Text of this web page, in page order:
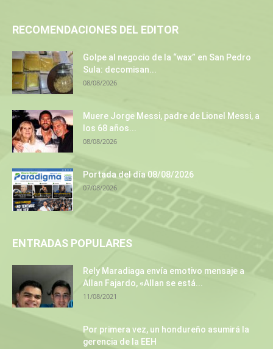
RECOMENDACIONES DEL EDITOR
Golpe al negocio de la “wax” en San Pedro
Sula: decomisan...
08/08/2026
Muere Jorge Messi, padre de Lionel Messi, a
los 68 años...
08/08/2026
Portada del día 08/08/2026
07/08/2026
ENTRADAS POPULARES
Rely Maradiaga envía emotivo mensaje a
Allan Fajardo, «Allan se está...
11/08/2021
Por primera vez, un hondureño asumirá la
gerencia de la EEH